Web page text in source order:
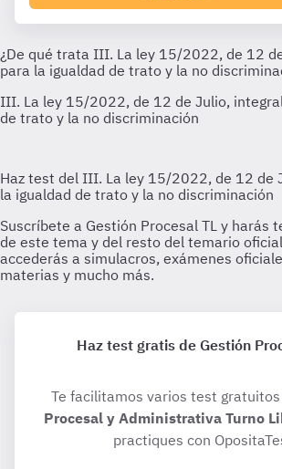
Haz test gratis de Gestión
Te facilitamos varios test gratuitos
Procesal y Administrativa Turno
practiques con